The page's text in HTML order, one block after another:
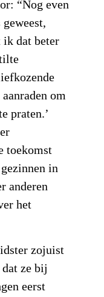
“Nog even
ik dat beter
om
praten.’
toekomst
in
anderen
het
zojuist
ze bij
eerst